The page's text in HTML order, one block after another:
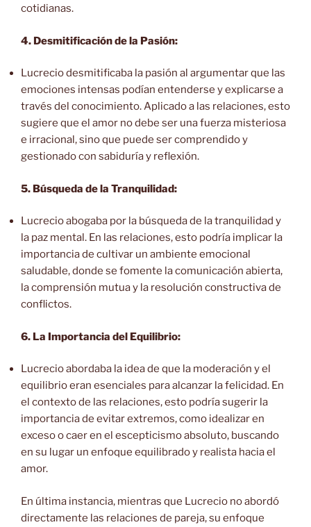
cotidianas.
4. Desmitificación de la Pasión:
Lucrecio desmitificaba la pasión al argumentar que las
emociones intensas podían entenderse y explicarse a
través del conocimiento. Aplicado a las relaciones, esto
sugiere que el amor no debe ser una fuerza misteriosa
e irracional, sino que puede ser comprendido y
gestionado con sabiduría y reflexión.
5. Búsqueda de la Tranquilidad:
Lucrecio abogaba por la búsqueda de la tranquilidad y
la paz mental. En las relaciones, esto podría implicar la
importancia de cultivar un ambiente emocional
saludable, donde se fomente la comunicación abierta,
la comprensión mutua y la resolución constructiva de
conflictos.
6. La Importancia del Equilibrio:
Lucrecio abordaba la idea de que la moderación y el
equilibrio eran esenciales para alcanzar la felicidad. En
el contexto de las relaciones, esto podría sugerir la
importancia de evitar extremos, como idealizar en
exceso o caer en el escepticismo absoluto, buscando
en su lugar un enfoque equilibrado y realista hacia el
amor.
En última instancia, mientras que Lucrecio no abordó
directamente las relaciones de pareja, su enfoque